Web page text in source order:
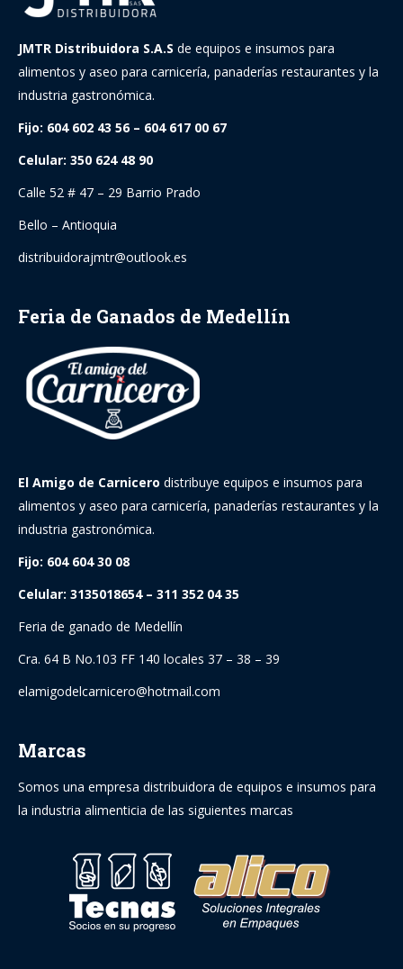
JMTR Distribuidora S.A.S de equipos e insumos para
alimentos y aseo para carnicería, panaderías restaurantes y la
industria gastronómica.
Fijo: 604 602 43 56 – 604 617 00 67
Celular: 350 624 48 90
Calle 52 # 47 – 29 Barrio Prado
Bello – Antioquia
distribuidorajmtr@outlook.es
Feria de Ganados de Medellín
El Amigo de Carnicero distribuye equipos e insumos para
alimentos y aseo para carnicería, panaderías restaurantes y la
industria gastronómica.
Fijo: 604 604 30 08
Celular: 3135018654 – 311 352 04 35
Feria de ganado de Medellín
Cra. 64 B No.103 FF 140 locales 37 – 38 – 39
elamigodelcarnicero@hotmail.com
Marcas
Somos una empresa distribuidora de equipos e insumos para
la industria alimenticia de las siguientes marcas